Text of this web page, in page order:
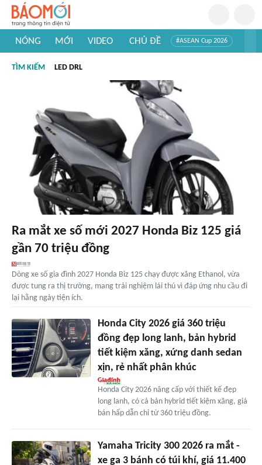
NÓNG MỚI VIDEO CHỦ ĐỀ #ASEAN Cup 2026
#Khám phá thế giới
TÌM KIẾM LED DRL
Ra mắt xe số mới 2027 Honda Biz 125 giá
gần 70 triệu đồng
Dòng xe số gia đình 2027 Honda Biz 125 chạy được xăng Ethanol, vừa
được tung ra thị trường, mang trải nghiệm lái thú vì đáp ứng nhu cầu đi
lại hằng ngày tiện ích.
Honda City 2026 giá 360 triệu
đồng đẹp long lanh, bản hybrid
tiết kiệm xăng, xứng danh sedan
xịn, rẻ nhất phân khúc
Honda City 2026 nâng cấp với thiết kế đẹp
long lanh, có cả bản hybrid tiết kiệm xăng, giá
bán hấp dẫn chỉ từ 360 triệu đồng.
Yamaha Tricity 300 2026 ra mắt -
xe ga 3 bánh có túi khí, giá 11.400